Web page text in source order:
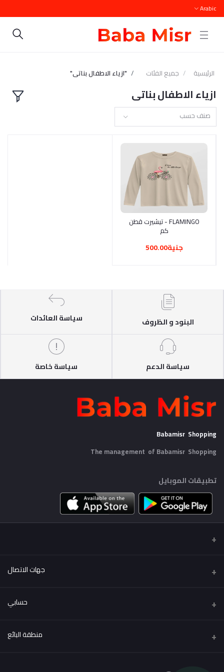
Arabic
الرئيسية جميع الفئات "ازياء الاطفال بناتى"
ازياء الاطفال بناتى
صنف حسب
أضف إلى السلة
FLAMINGO - تيشيرت قطن
كم
جنية500.00
البنود و الظروف سياسة العائدات
سياسة الدعم سياسة خاصة
Babamisr Shopping
The management of Babamisr Shopping
تطبيقات الموبايل
جهات الاتصال
عنوان
Babamisr Shopping
هاتف
حسابي
تسجيل الدخول
منطقة البائع